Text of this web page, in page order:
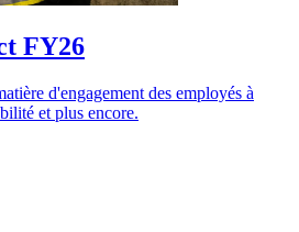
FY26
d'engagement des employés à
et plus encore.